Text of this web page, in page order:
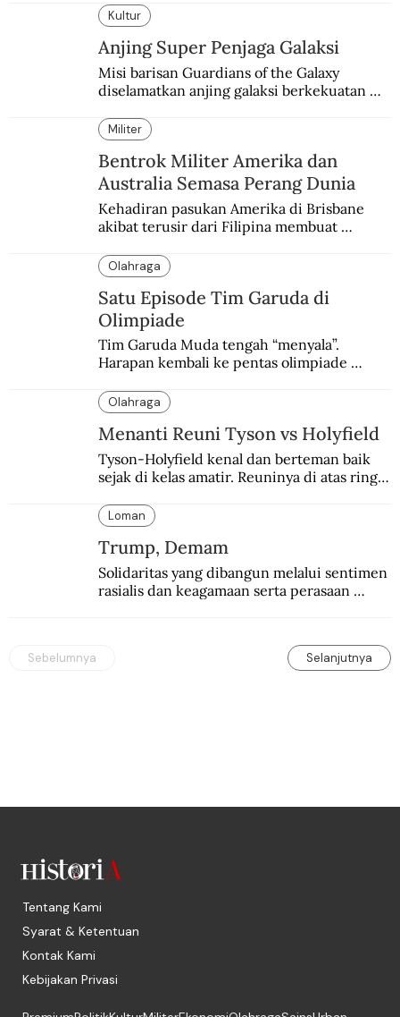
Kultur
Anjing Super Penjaga Galaksi
Misi barisan Guardians of the Galaxy
diselamatkan anjing galaksi berkekuatan
si martir antariksa Soviet.
Militer
Bentrok Militer Amerika dan
Australia Semasa Perang Dunia
Kehadiran pasukan Amerika di Brisbane
akibat terusir dari Filipina membuat
bentrok.
Olahraga
Satu Episode Tim Garuda di
Olimpiade
Tim Garuda Muda tengah “menyala”.
Harapan kembali ke pentas olimpiade
dekade di cabang sepakbola.
Olahraga
Menanti Reuni Tyson vs Holyfield
Tyson-Holyfield kenal dan berteman baik
sejak di kelas amatir. Reuninya di atas ring
Loman
Trump, Demam
Solidaritas yang dibangun melalui sentimen
rasialis dan keagamaan serta perasaan
Sebelumnya Selanjutnya
Tentang Kami
Syarat & Ketentuan
Kontak Kami
Kebijakan Privasi